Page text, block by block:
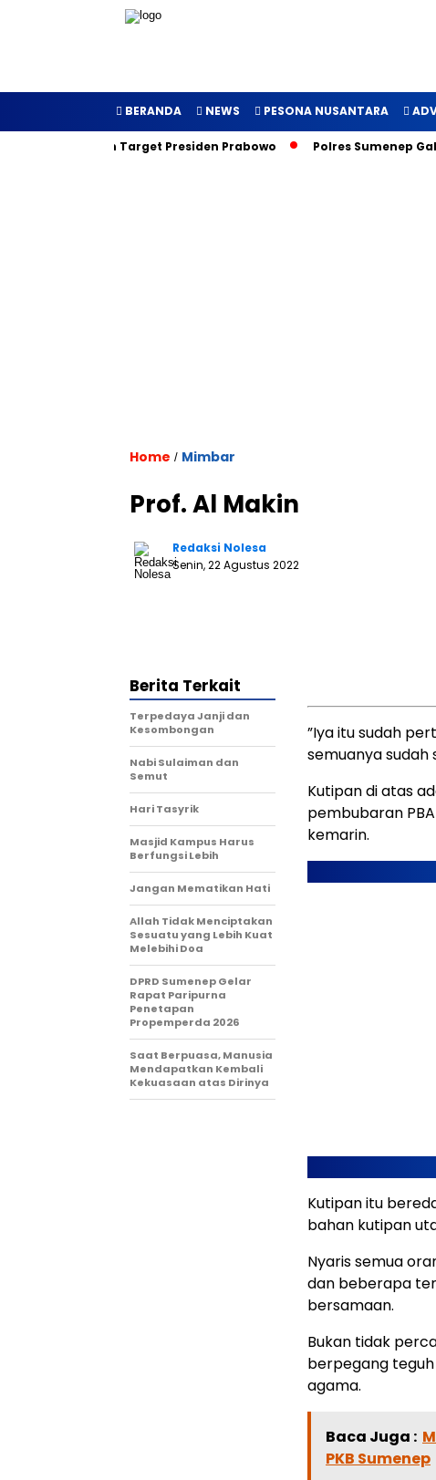
BERANDA NEWS PESONA NUSANTARA
Inilah Target Presiden Prabowo Polres Sumenep
Home / Mimbar
Prof. Al Makin
Redaksi Nolesa
Senin, 22 Agustus 2022
”Iya itu sudah
semuanya sudah
Kutipan di atas
pembubaran
kemarin.
Kutipan itu
bahan kutipan
Nyaris semua
dan beberapa
bersamaan.
Bukan tidak
berpegang
agama.
Baca Juga :
PKB Sumenep
Berita Terkait
Terpedaya Janji dan
Kesombongan
Nabi Sulaiman dan
Semut
Hari Tasyrik
Masjid Kampus Harus
Berfungsi Lebih
Jangan Mematikan Hati
Allah Tidak Menciptakan
Sesuatu yang Lebih Kuat
Melebihi Doa
DPRD Sumenep Gelar
Rapat Paripurna
Penetapan
Propemperda 2026
Saat Berpuasa, Manusia
Mendapatkan Kembali
Kekuasaan atas Dirinya